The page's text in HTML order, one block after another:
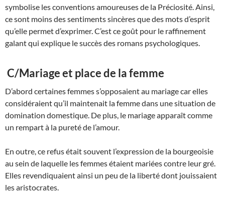
symbolise les conventions amoureuses de la Préciosité. Ainsi,
ce sont moins des sentiments sincères que des mots d’esprit
qu’elle permet d’exprimer. C’est ce goût pour le raffinement
galant qui explique le succès des romans psychologiques.
C/Mariage et place de la femme
D’abord certaines femmes s’opposaient au mariage car elles
considéraient qu’il maintenait la femme dans une situation de
domination domestique. De plus, le mariage apparaît comme
un rempart à la pureté de l’amour.
En outre, ce refus était souvent l’expression de la bourgeoisie
au sein de laquelle les femmes étaient mariées contre leur gré.
Elles revendiquaient ainsi un peu de la liberté dont jouissaient
les aristocrates.